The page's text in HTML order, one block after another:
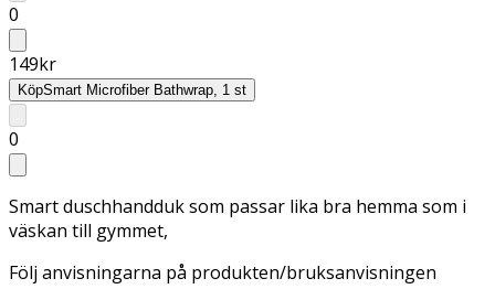
0
149kr
KöpSmart Microfiber Bathwrap, 1 st
0
Smart duschhandduk som passar lika bra hemma som i
väskan till gymmet,
Följ anvisningarna på produkten/bruksanvisningen